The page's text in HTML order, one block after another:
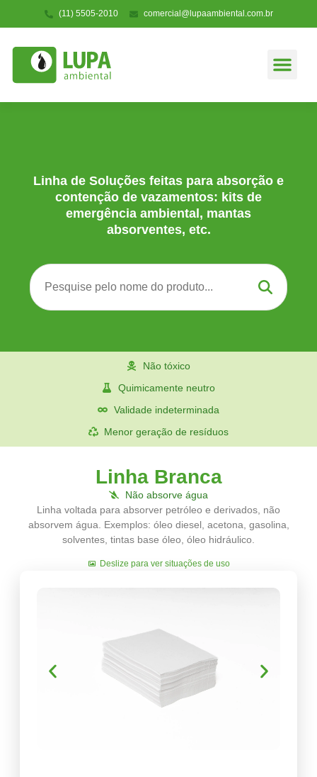
(11) 5505-2010 comercial@lupaambiental.com.br
Linha de Soluções feitas para absorção e
contenção de vazamentos: kits de
emergência ambiental, mantas
absorventes, etc.
Não tóxico
Quimicamente neutro
Validade indeterminada
Menor geração de resíduos
Linha Branca
Não absorve água
Linha voltada para absorver petróleo e derivados, não
absorvem água. Exemplos: óleo diesel, acetona, gasolina,
solventes, tintas base óleo, óleo hidráulico.
Deslize para ver situações de uso